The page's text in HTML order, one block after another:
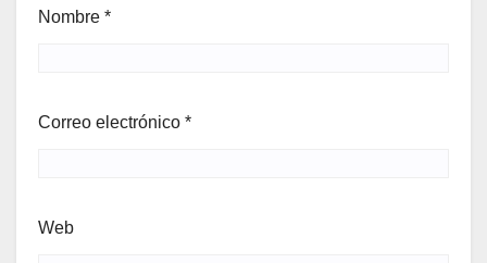
Nombre *
Correo electrónico *
Web